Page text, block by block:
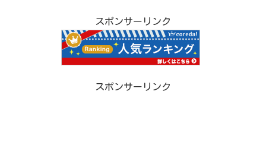
スポンサーリンク
スポンサーリンク